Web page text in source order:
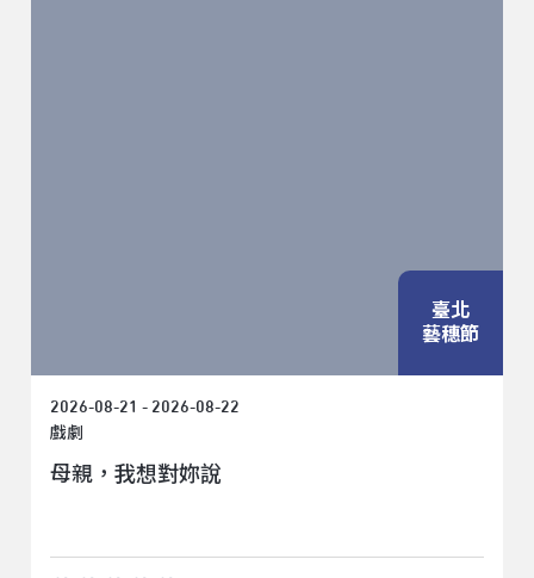
臺北
藝穗節
2026-08-21 - 2026-08-22
戲劇
母親，我想對妳說